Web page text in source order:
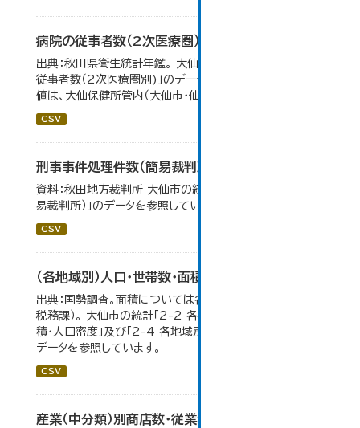
病院の従事者数（2次医療圏）
出典：秋田県衛生統計年鑑。 大仙市の統計「11-12 病院の
従事者数（2次医療圏別)」のデータを参照しています。 数
値は、大仙保健所管内（大仙市・仙北市・美郷町）の総数。
CSV
刑事事件処理件数（簡易裁判所）
資料：秋田地方裁判所 大仙市の統計「12-14民事事件（簡
易裁判所）」のデータを参照しています。
CSV
（各地域別）人口・世帯数・面積・人口密度
出典：国勢調査。面積については各年１月１日時点（大仙市
税務課）。 大仙市の統計「2-2 各地域別人口・人口増減・面
積・人口密度」及び「2-4 各地域別人口・世帯数の推移」の
データを参照しています。
CSV
産業（中分類）別商店数・従業者数・年間商品販売額